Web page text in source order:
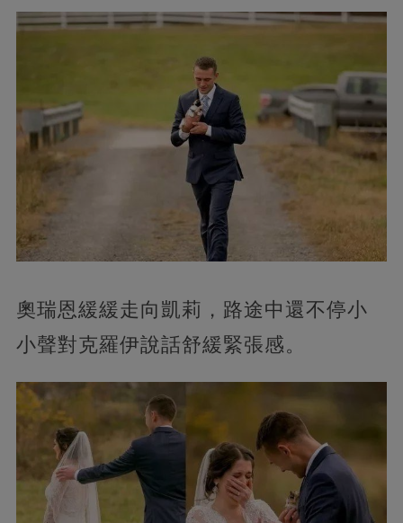
奧瑞恩緩緩走向凱莉，路途中還不停小
小聲對克羅伊說話舒緩緊張感。